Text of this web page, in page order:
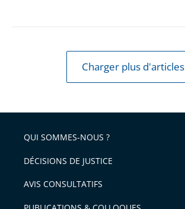
Charger plus d'articles
QUI SOMMES-NOUS ?
DÉCISIONS DE JUSTICE
AVIS CONSULTATIFS